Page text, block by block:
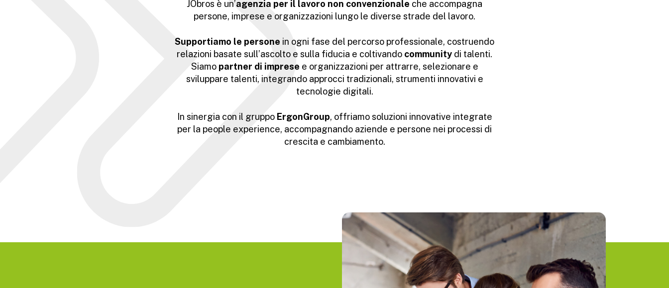
JObros è un’agenzia per il lavoro non convenzionale che accompagna
persone, imprese e organizzazioni lungo le diverse strade del lavoro.
Supportiamo le persone in ogni fase del percorso professionale, costruendo
relazioni basate sull’ascolto e sulla fiducia e coltivando community di talenti.
Siamo partner di imprese e organizzazioni per attrarre, selezionare e
sviluppare talenti, integrando approcci tradizionali, strumenti innovativi e
tecnologie digitali.
In sinergia con il gruppo ErgonGroup, offriamo soluzioni innovative integrate
per la people experience, accompagnando aziende e persone nei processi di
crescita e cambiamento.